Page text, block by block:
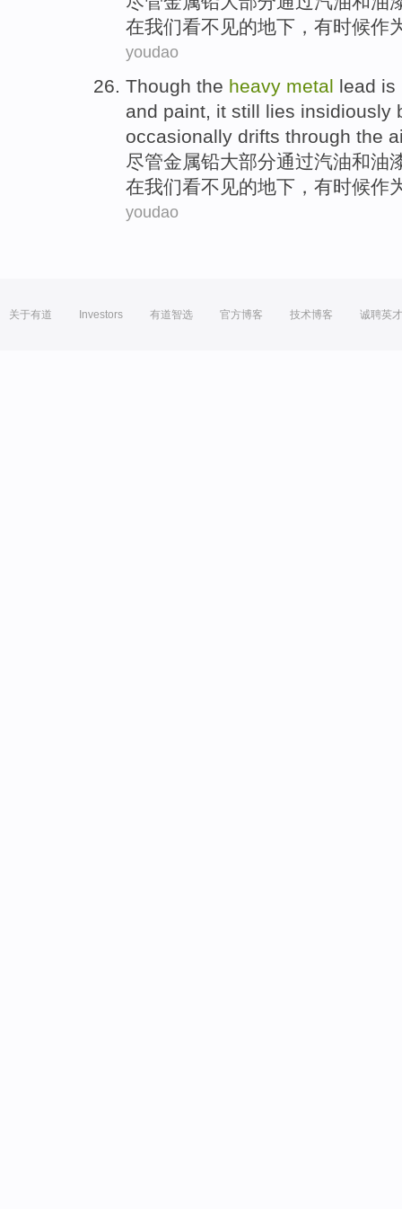
在我们看不见的地下 ， 有时候作
youdao
Though the heavy metal lead is
and paint, it still lies insidiously
occasionally drifts through the
尽管金属铅大部分通过汽油和油
在我们看不见的地下 ， 有时候作
youdao
关于有道 Investors 有道智选 官方博客 技术博客 诚聘英才